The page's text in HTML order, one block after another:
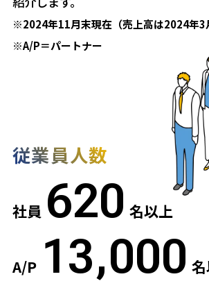
※2024年11月末現在（売上高は2024年3
※A/P＝パートナー
従業員人数
社員 620 名以上
A/P 13,000